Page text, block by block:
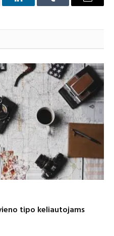
LinkedInTumblr Email
tipo keliautojams